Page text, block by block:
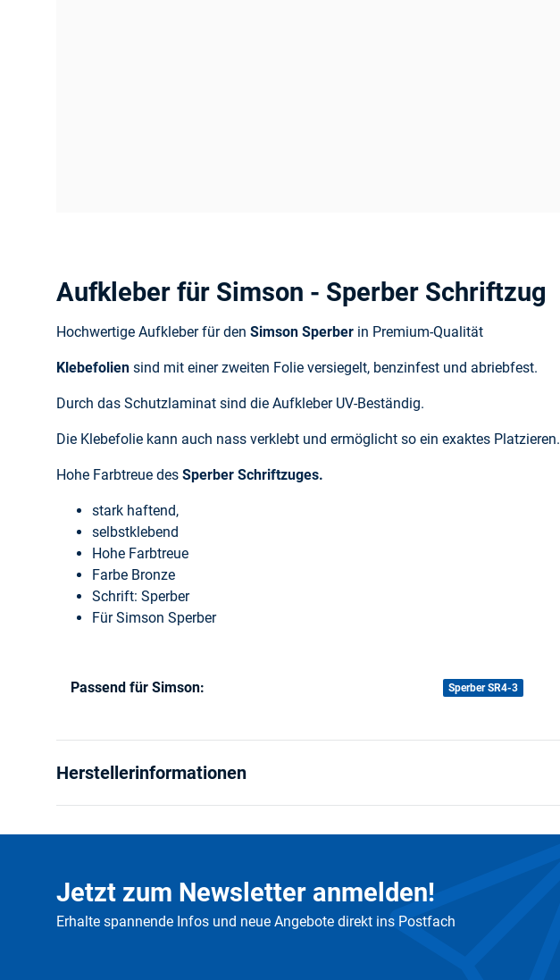
Aufkleber für Simson - Sperber Schriftzug
Hochwertige Aufkleber für den Simson Sperber in Premium-Qualität
Klebefolien sind mit einer zweiten Folie versiegelt, benzinfest und abriebfest.
Durch das Schutzlaminat sind die Aufkleber UV-Beständig.
Die Klebefolie kann auch nass verklebt und ermöglicht so ein exaktes Platzieren.
Hohe Farbtreue des Sperber Schriftzuges.
stark haftend,
selbstklebend
Hohe Farbtreue
Farbe Bronze
Schrift: Sperber
Für Simson Sperber
Produkteigenschaft
Wert
Passend für Simson: Sperber SR4-3
Herstellerinformationen
Jetzt zum Newsletter anmelden!
Erhalte spannende Infos und neue Angebote direkt ins Postfach